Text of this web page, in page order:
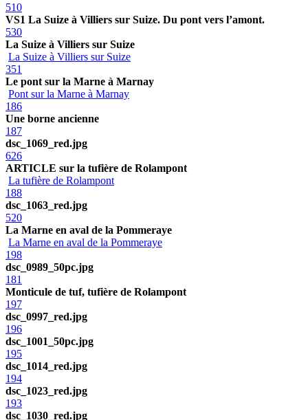
510
VS1 La Suize à Villiers sur Suize. Du pont vers l’amont.
530
La Suize à Villiers sur Suize
La Suize à Villiers sur Suize
351
Le pont sur la Marne à Marnay
Pont sur la Marne à Marnay
186
Une borne ancienne
187
dsc_1069_red.jpg
626
ARTICLE sur la tufière de Rolampont
La tufière de Rolampont
188
dsc_1063_red.jpg
520
La Marne en aval de la Pommeraye
La Marne en aval de la Pommeraye
198
dsc_0989_50pc.jpg
181
Monticule de tuf, tufière de Rolampont
197
dsc_0997_red.jpg
196
dsc_1001_50pc.jpg
195
dsc_1014_red.jpg
194
dsc_1023_red.jpg
193
dsc_1030_red.jpg